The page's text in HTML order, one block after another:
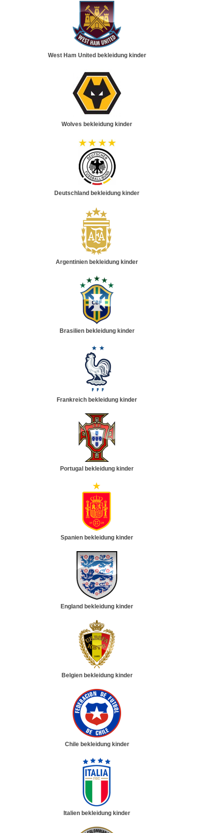
West Ham United bekleidung kinder
Wolves bekleidung kinder
Deutschland bekleidung kinder
Argentinien bekleidung kinder
Brasilien bekleidung kinder
Frankreich bekleidung kinder
Portugal bekleidung kinder
Spanien bekleidung kinder
England bekleidung kinder
Belgien bekleidung kinder
Chile bekleidung kinder
Italien bekleidung kinder